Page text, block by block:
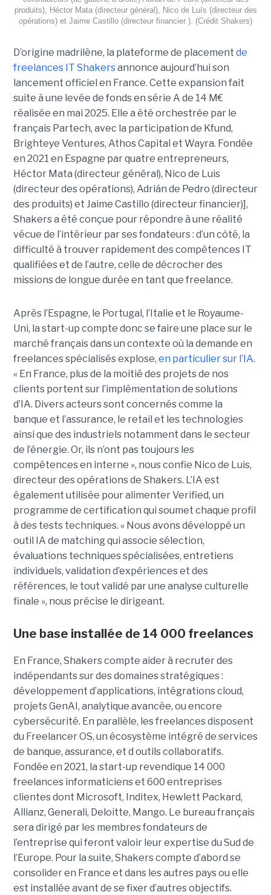
produits), Héctor Mata (directeur général), Nico de Luís (directeur des
opérations) et Jaime Castillo (directeur financier ). (Crédit Shakers)
D’origine madrilène, la plateforme de placement de
freelances IT Shakersannonce aujourd’hui son
lancement officiel en France. Cette expansion fait
suite à une levée de fonds en série A de 14 M€
réalisée en mai 2025. Elle a été orchestrée par le
français Partech, avec la participation de Kfund,
Brighteye Ventures, Athos Capital et Wayra. Fondée
en 2021 en Espagne par quatre entrepreneurs,
Héctor Mata (directeur général), Nico de Luis
(directeur des opérations), Adrián de Pedro (directeur
des produits) et Jaime Castillo (directeur financier)],
Shakers a été conçue pour répondre à une réalité
vécue de l’intérieur par ses fondateurs : d’un côté, la
difficulté à trouver rapidement des compétences IT
qualifiées et de l’autre, celle de décrocher des
missions de longue durée en tant que freelance.
Après l’Espagne, le Portugal, l’Italie et le Royaume-
Uni, la start-up compte donc se faire une place sur le
marché français dans un contexte où la demande en
freelances spécialisés explose, en particulier sur l’IA.
« En France, plus de la moitié des projets de nos
clients portent sur l’implémentation de solutions
d’IA. Divers acteurs sont concernés comme la
banque et l’assurance, le retail et les technologies
ainsi que des industriels notamment dans le secteur
de l’énergie. Or, ils n’ont pas toujours les
compétences en interne », nous confie Nico de Luis,
directeur des opérations de Shakers. L’IA est
également utilisée pour alimenter Verified, un
programme de certification qui soumet chaque profil
à des tests techniques. « Nous avons développé un
outil IA de matching qui associe sélection,
évaluations techniques spécialisées, entretiens
individuels, validation d’expériences et des
références, le tout validé par une analyse culturelle
finale », nous précise le dirigeant.
Une base installée de 14 000 freelances
En France, Shakers compte aider à recruter des
indépendants sur des domaines stratégiques :
développement d’applications, intégrations cloud,
projets GenAI, analytique avancée, ou encore
cybersécurité. En parallèle, les freelances disposent
du Freelancer OS, un écosystème intégré de services
de banque, assurance, et d outils collaboratifs.
Fondée en 2021, la start-up revendique 14 000
freelances informaticiens et 600 entreprises
clientes dont Microsoft, Inditex, Hewlett Packard,
Allianz, Generali, Deloitte, Mango. Le bureau français
sera dirigé par les membres fondateurs de
l’entreprise qui feront valoir leur expertise du Sud de
l’Europe. Pour la suite, Shakers compte d’abord se
consolider en France et dans les autres pays ou elle
est installée avant de se fixer d’autres objectifs.